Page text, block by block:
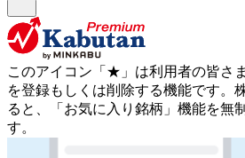
このアイコン 「★」 は利用者の皆さ
を登録もしくは削除する機能です。
ると、「お気に入り銘柄」機能を無
す。